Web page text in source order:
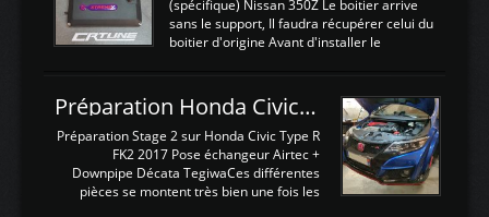
(spécifique) Nissan 350Z Le boitier arrive
sans le support, Il faudra récupérer celui du
boitier d'origine Avant d'installer le
d'envoyer l'information de la large bande
dans le boitier. sydney sweeney deepfake
La sortie 0-5V de l'afr sera connectée sur
l'entrée AN Volt 8 et GndAN pour
Analogique, et Volt car l'information est une
tension (Pas une résistance variable d'un
Préparation Honda Civic Type R FK2
Préparation Stage 2 sur Honda Civic Type R
FK2 2017 Pose échangeur Airtec +
Downpipe Décata TegiwaCes différentes
pièces se montent très bien une fois les